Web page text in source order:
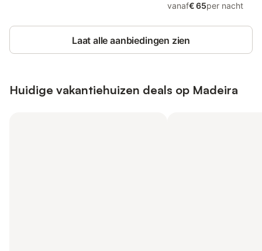
vanaf€ 65per nacht
Laat alle aanbiedingen zien
Huidige vakantiehuizen deals op Madeira